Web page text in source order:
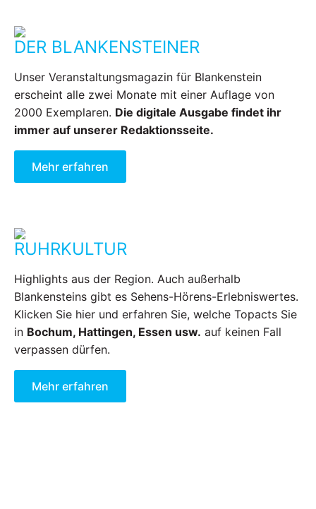
DER BLANKENSTEINER
Unser Veranstaltungsmagazin für Blankenstein
erscheint alle zwei Monate mit einer Auflage von
2000 Exemplaren. Die digitale Ausgabe findet ihr
immer auf unserer Redaktionsseite.
Mehr erfahren
RUHRKULTUR
Highlights aus der Region. Auch außerhalb
Blankensteins gibt es Sehens-Hörens-Erlebniswertes.
Klicken Sie hier und erfahren Sie, welche Topacts Sie
in Bochum, Hattingen, Essen usw. auf keinen Fall
verpassen dürfen.
Mehr erfahren